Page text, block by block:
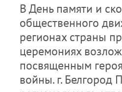
В День памяти и
общественного
регионах страны
церемониях
посвященным
войны. г. Белгород